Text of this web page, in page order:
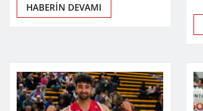
HABERİN DEVAMI